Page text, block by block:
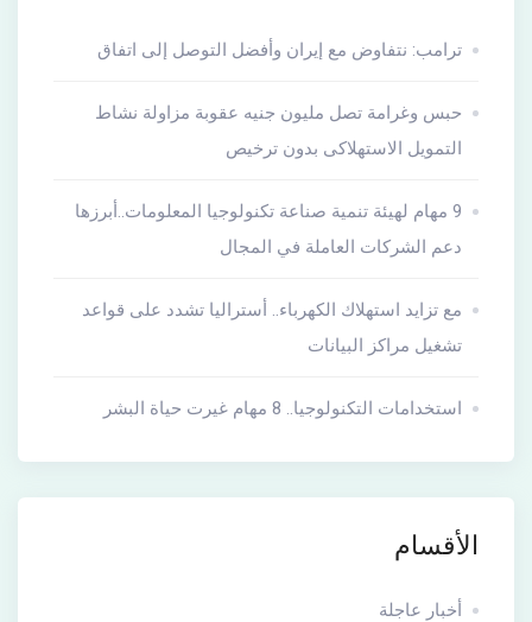
ترامب: نتفاوض مع إيران وأفضل التوصل إلى اتفاق
حبس وغرامة تصل مليون جنيه عقوبة مزاولة نشاط
التمويل الاستهلاكى بدون ترخيص
9 مهام لهيئة تنمية صناعة تكنولوجيا المعلومات..أبرزها
دعم الشركات العاملة في المجال
مع تزايد استهلاك الكهرباء.. أستراليا تشدد على قواعد
تشغيل مراكز البيانات
استخدامات التكنولوجيا.. 8 مهام غيرت حياة البشر
الأقسام
أخبار عاجلة